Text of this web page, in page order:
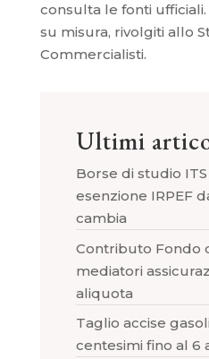
consulta le fonti
su misura, rivolgiti allo
Commercialisti.
Ultimi
Borse di studio
esenzione IRPEF
cambia
Contributo Fondo
mediatori
aliquota
Taglio accise
centesimi fino al 6